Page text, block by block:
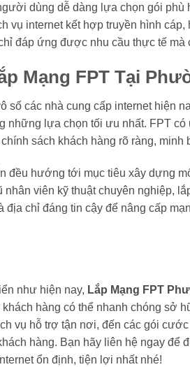
dùng dễ dàng lựa chọn gói
vụ internet kết hợp truyền hình
đáp ứng được nhu cầu thực tế
Mạng FPT Tại
số các nhà cung cấp internet hiện
những lựa chọn tối ưu nhất. FPT
sách khách hàng rõ ràng, minh
đều hướng tới mục tiêu xây dựng
nhân viên kỹ thuật chuyên nghiệp,
chỉ đáng tin cậy để nâng cấp
như hiện nay, Lắp Mạng FPT
hàng có thể nhanh chóng sở
vụ hỗ trợ tận nơi, đến các gói
hàng. Bạn hãy liên hệ ngay
ổn định, tiện lợi nhất nhé!